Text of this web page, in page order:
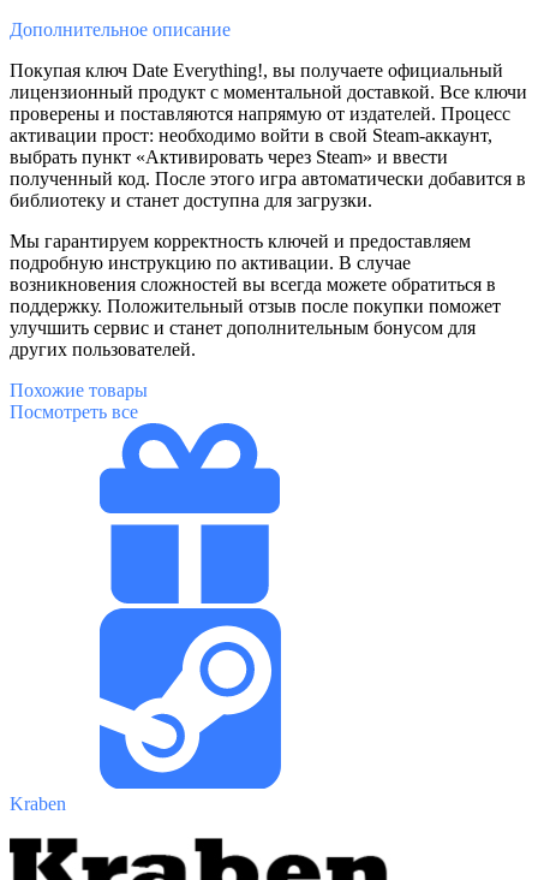
Дополнительное описание
Покупая ключ Date Everything!, вы получаете официальный
лицензионный продукт с моментальной доставкой. Все ключи
проверены и поставляются напрямую от издателей. Процесс
активации прост: необходимо войти в свой Steam-аккаунт,
выбрать пункт «Активировать через Steam» и ввести
полученный код. После этого игра автоматически добавится в
библиотеку и станет доступна для загрузки.
Мы гарантируем корректность ключей и предоставляем
подробную инструкцию по активации. В случае
возникновения сложностей вы всегда можете обратиться в
поддержку. Положительный отзыв после покупки поможет
улучшить сервис и станет дополнительным бонусом для
других пользователей.
Похожие товары
Посмотреть все
Kraben